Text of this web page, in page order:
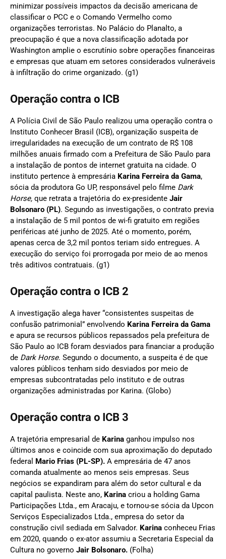
minimizar possíveis impactos da decisão americana de
classificar o PCC e o Comando Vermelho como
organizações terroristas. No Palácio do Planalto, a
preocupação é que a nova classificação adotada por
Washington amplie o escrutínio sobre operações financeiras
e empresas que atuam em setores considerados vulneráveis
à infiltração do crime organizado. (g1)
Operação contra o ICB
A Polícia Civil de São Paulo realizou uma operação contra o
Instituto Conhecer Brasil (ICB), organização suspeita de
irregularidades na execução de um contrato de R$ 108
milhões anuais firmado com a Prefeitura de São Paulo para
a instalação de pontos de internet gratuita na cidade. O
instituto pertence à empresária Karina Ferreira da Gama,
sócia da produtora Go UP, responsável pelo filme Dark
Horse, que retrata a trajetória do ex-presidente Jair
Bolsonaro (PL). Segundo as investigações, o contrato previa
a instalação de 5 mil pontos de wi-fi gratuito em regiões
periféricas até junho de 2025. Até o momento, porém,
apenas cerca de 3,2 mil pontos teriam sido entregues. A
execução do serviço foi prorrogada por meio de ao menos
três aditivos contratuais. (g1)
Operação contra o ICB 2
A investigação alega haver “consistentes suspeitas de
confusão patrimonial” envolvendo Karina Ferreira da Gama
e apura se recursos públicos repassados pela prefeitura de
São Paulo ao ICB foram desviados para financiar a produção
de Dark Horse. Segundo o documento, a suspeita é de que
valores públicos tenham sido desviados por meio de
empresas subcontratadas pelo instituto e de outras
organizações administradas por Karina. (Globo)
Operação contra o ICB 3
A trajetória empresarial de Karina ganhou impulso nos
últimos anos e coincide com sua aproximação do deputado
federal Mario Frias (PL-SP). A empresária de 47 anos
comanda atualmente ao menos seis empresas. Seus
negócios se expandiram para além do setor cultural e da
capital paulista. Neste ano, Karina criou a holding Gama
Participações Ltda., em Aracaju, e tornou-se sócia da Upcon
Serviços Especializados Ltda., empresa do setor da
construção civil sediada em Salvador. Karina conheceu Frias
em 2020, quando o ex-ator assumiu a Secretaria Especial da
Cultura no governo Jair Bolsonaro. (Folha)